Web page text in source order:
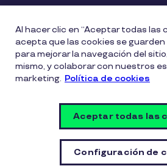
Mapa del sitio Trabaja
Política entrega bonos Pluxee
Políticas de privacidad
Configuración de
Al hacer clic en “Aceptar todas las
acepta que las cookies se
para mejorar la navegación del
mismo, y colaborar con nuestros
marketing. Política de cookies
Configuración de
Aceptar todas las